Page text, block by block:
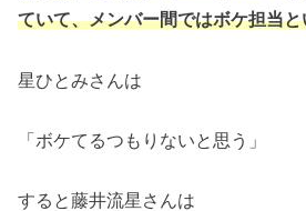
ていて、メンバー間ではボケ担当
星ひとみさんは
「ボケてるつもりないと思う」
すると藤井流星さんは